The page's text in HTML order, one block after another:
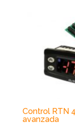
Control RTN
avanzada